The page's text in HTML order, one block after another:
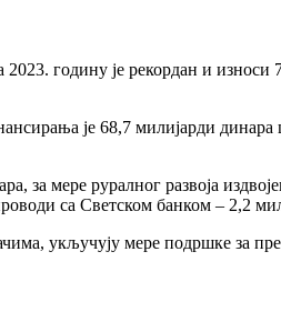
годину је рекордан и
је 68,7 милијарди
за мере руралног развоја
са Светском банком – 2,2
укључују мере подршке за